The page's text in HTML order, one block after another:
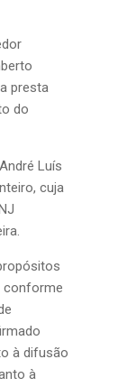
presta
do
Luís
cuja
conforme
à difusão
à